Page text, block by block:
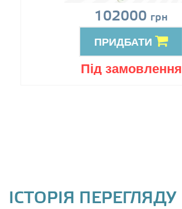
102000 грн
ПРИДБАТИ
Під замовлення
ІСТОРІЯ ПЕРЕГЛЯДУ